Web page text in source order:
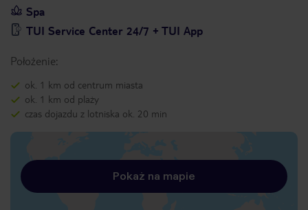
Spa
TUI Service Center 24/7 + TUI App
Położenie:
ok. 1 km od centrum miasta
ok. 1 km od plaży
czas dojazdu z lotniska ok. 20 min
Pokaż na mapie